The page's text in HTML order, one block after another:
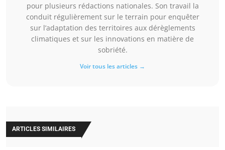
pour plusieurs rédactions nationales. Son travail la
conduit régulièrement sur le terrain pour enquêter
sur l’adaptation des territoires aux dérèglements
climatiques et sur les innovations en matière de
sobriété.
Voir tous les articles →
ARTICLES SIMILAIRES